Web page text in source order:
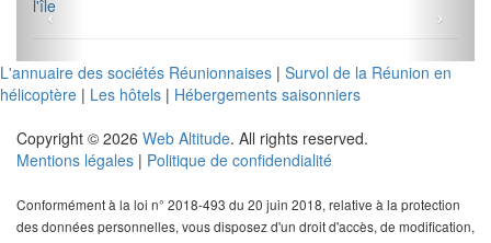
l'île
L'annuaire des sociétés Réunionnaises | Survol de la Réunion en
hélicoptère | Les hôtels | Hébergements saisonniers
Copyright © 2026 Web Altitude. All rights reserved.
Mentions légales | Politique de confidendialité
Conformément à la loi n° 2018-493 du 20 juin 2018, relative à la protection
des données personnelles, vous disposez d'un droit d'accès, de modification,